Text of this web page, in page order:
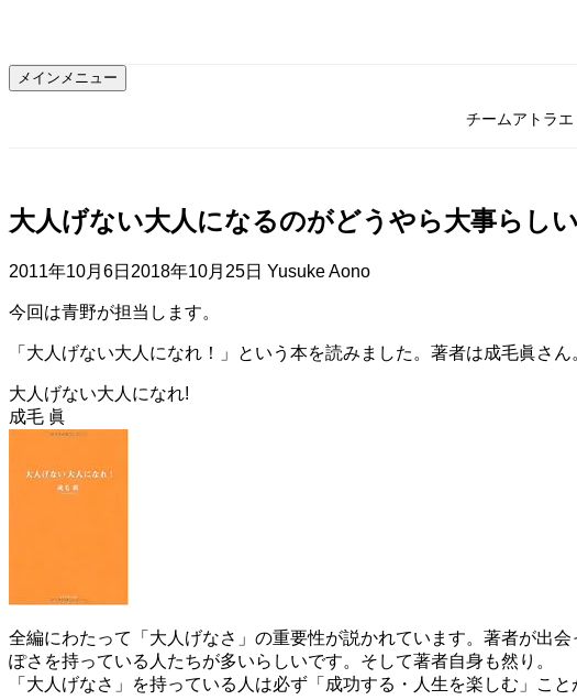
テ
ン
ッ
プ
メインメニュー
チームアトラエ
大人げない大人になるのがどうやら大事らしい
2011年10月6日 2018年10月25日 Yusuke Aono
今回は青野が担当します。
「大人げない大人になれ！」という本を読みました。著者は成毛眞さ
大人げない大人になれ!
成毛 眞
全編にわたって「大人げなさ」の重要性が説かれています。著者が出
ぽさを持っている人たちが多いらしいです。そして著者自身も然り。
「大人げなさ」を持っている人は必ず「成功する・人生を楽しむ」こ